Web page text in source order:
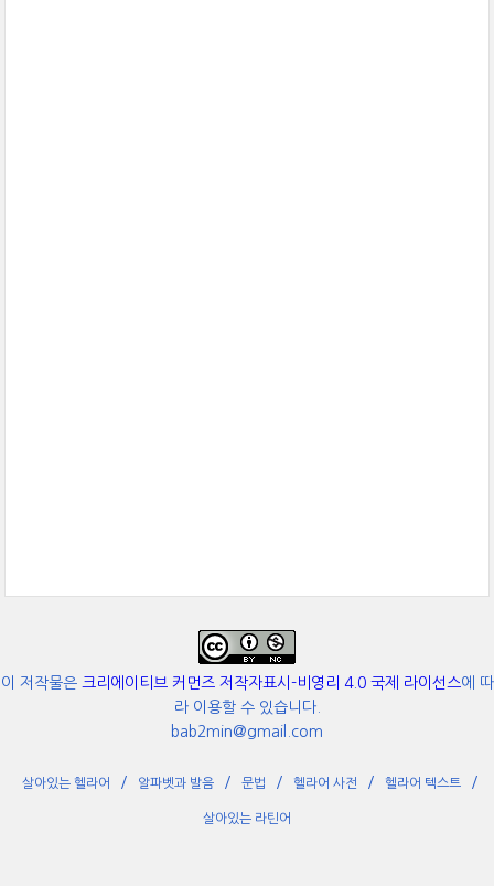
이 저작물은 크리에이티브 커먼즈 저작자표시-비영리 4.0 국제 라이선스에 따
라 이용할 수 있습니다.
bab2min@gmail.com
살아있는 헬라어 알파벳과 발음 문법 헬라어 사전 헬라어 텍스트
살아있는 라틴어